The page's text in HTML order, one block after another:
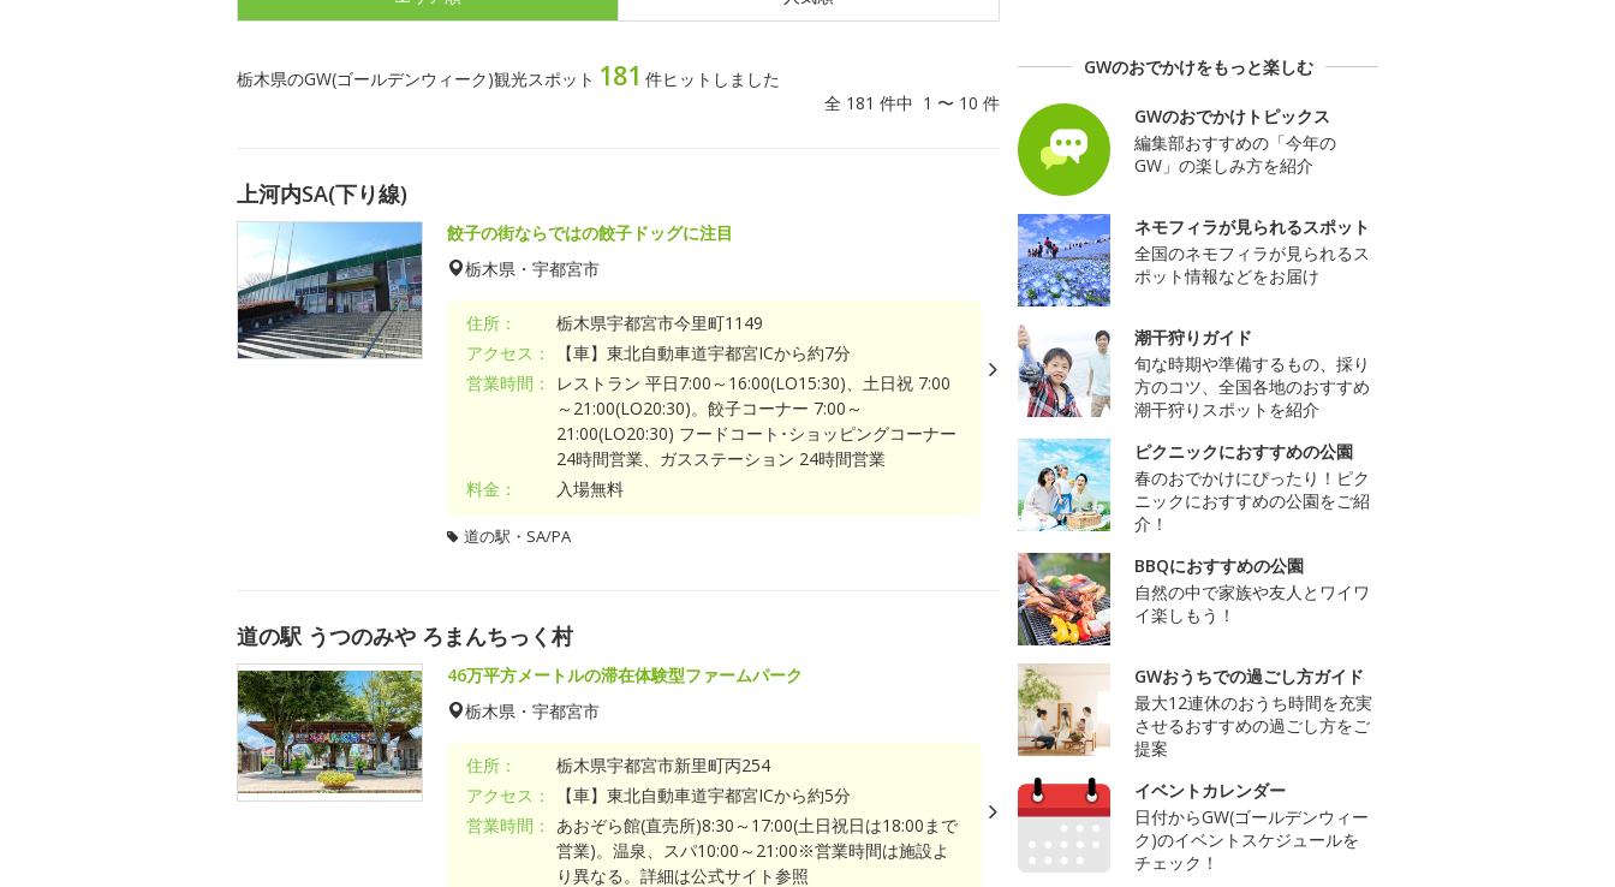
栃木県のGW(ゴールデンウィーク)観光スポット 181 件ヒットしました
全 181 件中 1 〜 10 件
上河内SA(下り線)
餃子の街ならではの餃子ドッグに注目
栃木県・宇都宮市
住所：
栃木県宇都宮市今里町1149
アクセス：
【車】東北自動車道宇都宮ICから約7分
営業時間：
レストラン 平日7:00～16:00(LO15:30)、土日祝 7:00
～21:00(LO20:30)。餃子コーナー 7:00～
21:00(LO20:30) フードコート･ショッピングコーナー
24時間営業、ガスステーション 24時間営業
料金：
入場無料
道の駅・SA/PA
道の駅 うつのみや ろまんちっく村
46万平方メートルの滞在体験型ファームパーク
栃木県・宇都宮市
住所：
栃木県宇都宮市新里町丙254
アクセス：
【車】東北自動車道宇都宮ICから約5分
営業時間：
あおぞら館(直売所)8:30～17:00(土日祝日は18:00まで
営業)。温泉、スパ10:00～21:00※営業時間は施設よ
り異なる。詳細は公式サイト参照
GWのおでかけをもっと楽しむ
GWのおでかけトピックス
編集部おすすめの「今年の
GW」の楽しみ方を紹介
ネモフィラが見られるスポット
全国のネモフィラが見られるス
ポット情報などをお届け
潮干狩りガイド
旬な時期や準備するもの、採り
方のコツ、全国各地のおすすめ
潮干狩りスポットを紹介
ピクニックにおすすめの公園
春のおでかけにぴったり！ピク
ニックにおすすめの公園をご紹
介！
BBQにおすすめの公園
自然の中で家族や友人とワイワ
イ楽しもう！
GWおうちでの過ごし方ガイド
最大12連休のおうち時間を充実
させるおすすめの過ごし方をご
提案
イベントカレンダー
日付からGW(ゴールデンウィー
ク)のイベントスケジュールを
チェック！